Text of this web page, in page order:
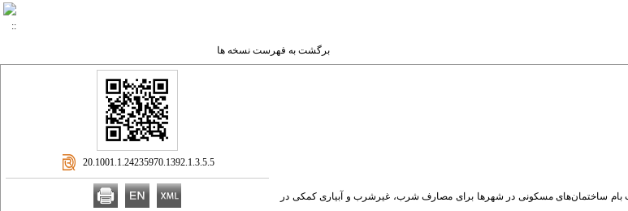
برگشت به فهرست نسخه ها
بام ساختمان‌های مسکونی در شهرها برای مصارف شرب، غیرشرب و آبیاری کمکی در
‎ 20.1001.1.24235970.1392.1.3.5.5